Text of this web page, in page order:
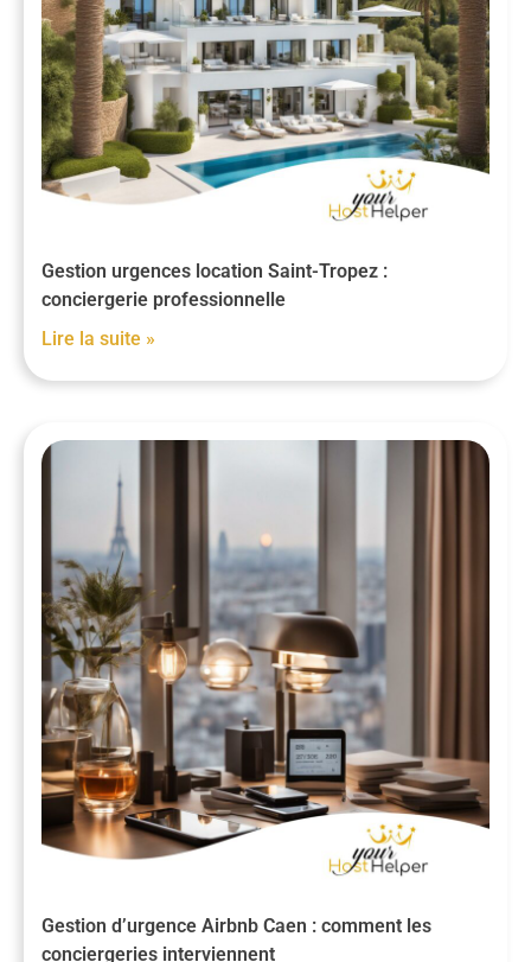
Gestion urgences location Saint-Tropez :
conciergerie professionnelle
Lire la suite »
Gestion d’urgence Airbnb Caen : comment les
conciergeries interviennent